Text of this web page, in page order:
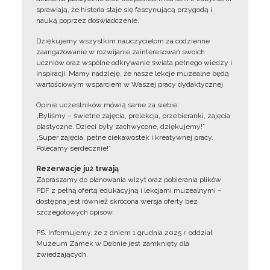
sprawiają, że historia staje się fascynującą przygodą i
nauką poprzez doświadczenie.
Dziękujemy wszystkim nauczycielom za codzienne
zaangażowanie w rozwijanie zainteresowań swoich
uczniów oraz wspólne odkrywanie świata pełnego wiedzy i
inspiracji. Mamy nadzieję, że nasze lekcje muzealne będą
wartościowym wsparciem w Waszej pracy dydaktycznej.
Opinie uczestników mówią same za siebie:
„Byliśmy – świetne zajęcia, prelekcja, przebieranki, zajęcia
plastyczne. Dzieci były zachwycone, dziękujemy!”
„Super zajęcia, pełne ciekawostek i kreatywnej pracy.
Polecamy serdecznie!”
Rezerwacje już trwają
Zapraszamy do planowania wizyt oraz pobierania plików
PDF z pełną ofertą edukacyjną i lekcjami muzealnymi –
dostępna jest również skrócona wersja oferty bez
szczegółowych opisów.
PS. Informujemy, że z dniem 1 grudnia 2025 r. oddział
Muzeum Zamek w Dębnie jest zamknięty dla
zwiedzających.